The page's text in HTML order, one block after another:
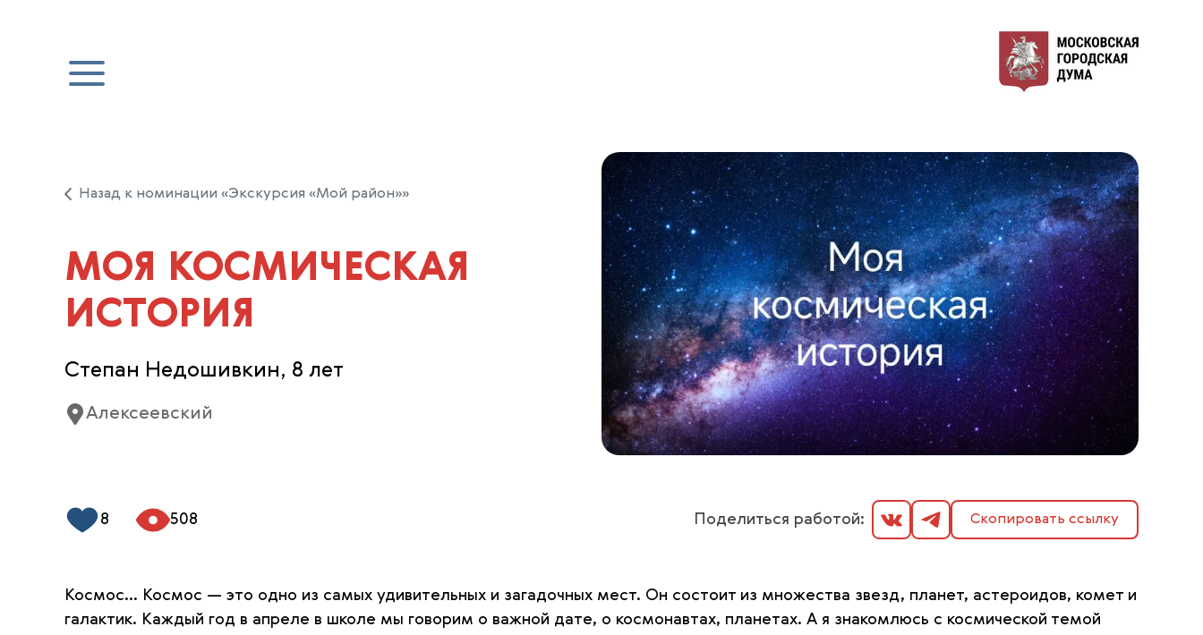
Назад к номинации «Экскурсия «Мой район»»
МОЯ КОСМИЧЕСКАЯ
ИСТОРИЯ
Степан Недошивкин, 8 лет
Алексеевский
8 508 Поделиться работой: Скопировать ссылку
Космос... Космос — это одно из самых удивительных и загадочных мест. Он состоит из множества звезд, планет, астероидов, комет и
галактик. Каждый год в апреле в школе мы говорим о важной дате, о космонавтах, планетах. А я знакомлюсь с космической темой